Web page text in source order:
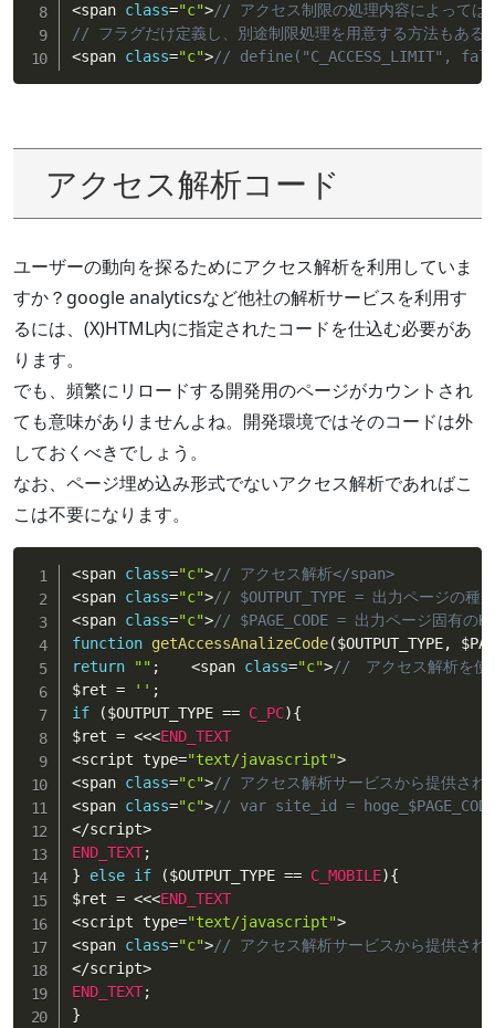
<span class="c">// アクセス制限の処理内容によって
// フラグだけ定義し、別途制限処理を用意する方法もある
<span class="c">// define("C_ACCESS_LIMIT",
アクセス解析コード
ユーザーの動向を探るためにアクセス解析を利用していま
すか？google analyticsなど他社の解析サービスを利用す
るには、(X)HTML内に指定されたコードを仕込む必要があ
ります。
でも、頻繁にリロードする開発用のページがカウントされ
ても意味がありませんよね。開発環境ではそのコードは外
しておくべきでしょう。
なお、ページ埋め込み形式でないアクセス解析であればこ
こは不要になります。
<span class="c">// アクセス解析</span>
<span class="c">// $OUTPUT_TYPE = 出力ページの種
<span class="c">// $PAGE_CODE = 出力ページ固有の
function getAccessAnalizeCode($OUTPUT_TYPE,
return
"" ; <span class="c">//　アクセス解析を使
$ret = '' ;
if
($OUTPUT_TYPE == C_PC){
$ret = <<<END_TEXT
<script type="text/javascript">
<span class="c">// アクセス解析サービスから提供され
<span class="c">// var site_id =
</script>
END_TEXT;
}
else if ($OUTPUT_TYPE == C_MOBILE){
$ret = <<<END_TEXT
<script type="text/javascript">
<span class="c">// アクセス解析サービスから提供され
</script>
END_TEXT;
}